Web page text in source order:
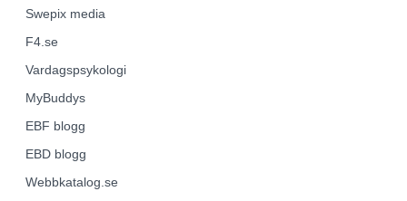
Swepix media
F4.se
Vardagspsykologi
MyBuddys
EBF blogg
EBD blogg
Webbkatalog.se